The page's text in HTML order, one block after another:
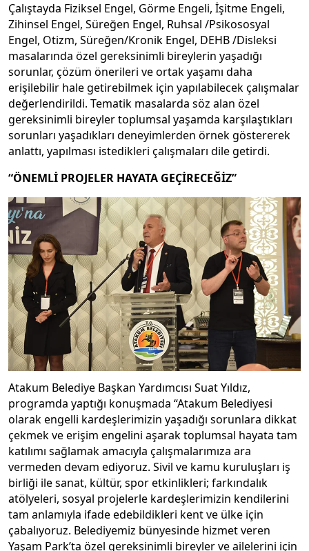
Çalıştayda Fiziksel Engel, Görme Engeli, İşitme Engeli,
Zihinsel Engel, Süreğen Engel, Ruhsal /Psikososyal
Engel, Otizm, Süreğen/Kronik Engel, DEHB /Disleksi
masalarında özel gereksinimli bireylerin yaşadığı
sorunlar, çözüm önerileri ve ortak yaşamı daha
erişilebilir hale getirebilmek için yapılabilecek çalışmalar
değerlendirildi. Tematik masalarda söz alan özel
gereksinimli bireyler toplumsal yaşamda karşılaştıkları
sorunları yaşadıkları deneyimlerden örnek göstererek
anlattı, yapılması istedikleri çalışmaları dile getirdi.
“ÖNEMLİ PROJELER HAYATA GEÇİRECEĞİZ”
Atakum Belediye Başkan Yardımcısı Suat Yıldız,
programda yaptığı konuşmada “Atakum Belediyesi
olarak engelli kardeşlerimizin yaşadığı sorunlara dikkat
çekmek ve erişim engelini aşarak toplumsal hayata tam
katılımı sağlamak amacıyla çalışmalarımıza ara
vermeden devam ediyoruz. Sivil ve kamu kuruluşları iş
birliği ile sanat, kültür, spor etkinlikleri; farkındalık
atölyeleri, sosyal projelerle kardeşlerimizin kendilerini
tam anlamıyla ifade edebildikleri kent ve ülke için
çabalıyoruz. Belediyemiz bünyesinde hizmet veren
Yaşam Park’ta özel gereksinimli bireyler ve ailelerini için